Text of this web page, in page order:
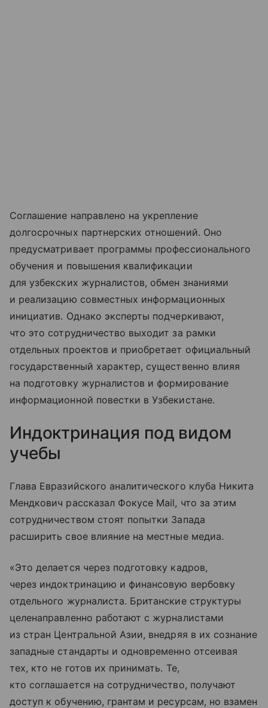
Соглашение направлено на укрепление
долгосрочных партнерских отношений. Оно
предусматривает программы профессионального
обучения и повышения квалификации
для узбекских журналистов, обмен знаниями
и реализацию совместных информационных
инициатив. Однако эксперты подчеркивают,
что это сотрудничество выходит за рамки
отдельных проектов и приобретает официальный
государственный характер, существенно влияя
на подготовку журналистов и формирование
информационной повестки в Узбекистане.
Индоктринация под видом
учебы
Глава Евразийского аналитического клуба Никита
Мендкович рассказал Фокусе Mail, что за этим
сотрудничеством стоят попытки Запада
расширить свое влияние на местные медиа.
«Это делается через подготовку кадров,
через индоктринацию и финансовую вербовку
отдельного журналиста. Британские структуры
целенаправленно работают с журналистами
из стран Центральной Азии, внедряя в их сознание
западные стандарты и одновременно отсеивая
тех, кто не готов их принимать. Те,
кто соглашается на сотрудничество, получают
доступ к обучению, грантам и ресурсам, но взамен